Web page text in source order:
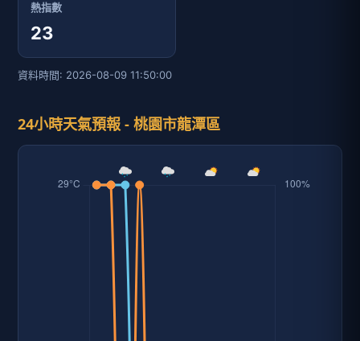
熱指數
23
資料時間: 2026-08-09 11:50:00
24小時天氣預報 - 桃園市龍潭區